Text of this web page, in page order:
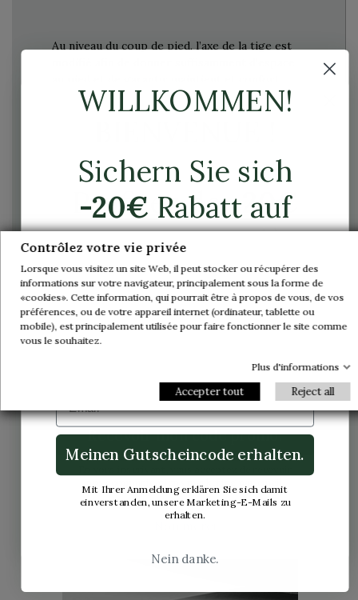
Au niveau du coup de pied, l’axe de la tige est
Contrôlez votre vie privée
Lorsque vous visitez un site Web, il peut stocker ou récupérer des
informations sur votre navigateur, principalement sous la forme de
«cookies». Cette information, qui pourrait être à propos de vous, de vos
préférences, ou de votre appareil internet (ordinateur, tablette ou
mobile), est principalement utilisée pour faire fonctionner le site comme
vous le souhaitez.
Plus d'informations
Accepter tout Reject all
Profitez de-20€
sur votre première
commande.
Rejoignez-nous et accédez en avant-
première à nos offres exclusives et à nos
Recevoir mon code promo.
nos communications marketing par email.
WILLKOMMEN!
Sichern Sie sich
-20€ Rabatt auf
ihre erste
Bestellung.
Abonnieren Sie unseren Newsletter und
erhalten Sie vorab Zugang zu unseren
exklusiven Angeboten und neuesten
Meinen Gutscheincode erhalten.
Mit Ihrer Anmeldung erklären Sie sich damit
einverstanden, unsere Marketing-E-Mails zu
erhalten.
Nein danke.